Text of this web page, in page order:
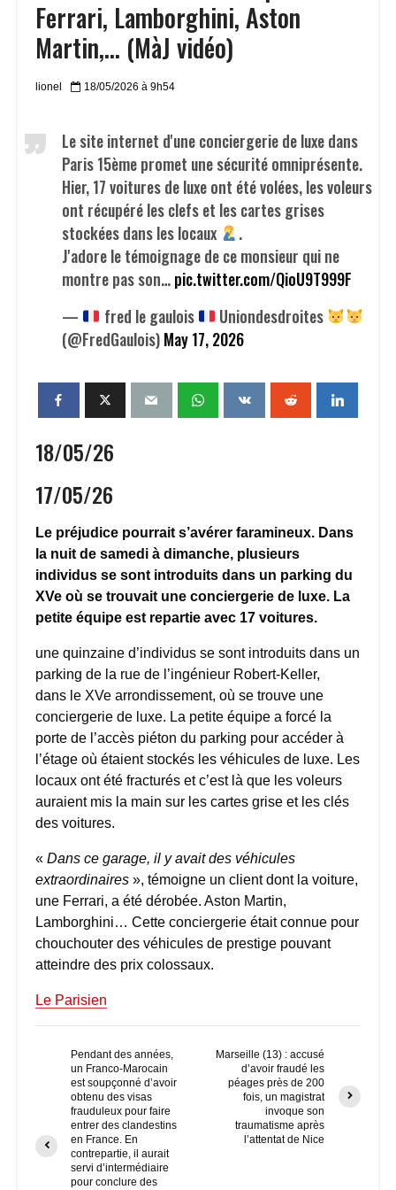
Ferrari, Lamborghini, Aston
Martin,… (MàJ vidéo)
lionel 18/05/2026 à 9h54
Le site internet d'une conciergerie de luxe dans
Paris 15ème promet une sécurité omniprésente.
Hier, 17 voitures de luxe ont été volées, les voleurs
ont récupéré les clefs et les cartes grises
stockées dans les locaux
.
J'adore le témoignage de ce monsieur qui ne
montre pas son…pic.twitter.com/QioU9T999F
—
fred le gaulois
Uniondesdroites
(@FredGaulois)May 17, 2026
18/05/26
17/05/26
Le préjudice pourrait s’avérer faramineux. Dans
la nuit de samedi à dimanche, plusieurs
individus se sont introduits dans un parking du
XVe où se trouvait une conciergerie de luxe. La
petite équipe est repartie avec 17 voitures.
une quinzaine d’individus se sont introduits dans un
parking de la rue de l’ingénieur Robert-Keller,
dans le XVe arrondissement, où se trouve une
conciergerie de luxe. La petite équipe a forcé la
porte de l’accès piéton du parking pour accéder à
l’étage où étaient stockés les véhicules de luxe. Les
locaux ont été fracturés et c’est là que les voleurs
auraient mis la main sur les cartes grise et les clés
des voitures.
« Dans ce garage, il y avait des véhicules
extraordinaires », témoigne un client dont la voiture,
une Ferrari, a été dérobée. Aston Martin,
Lamborghini… Cette conciergerie était connue pour
chouchouter des véhicules de prestige pouvant
atteindre des prix colossaux.
Le Parisien
Pendant des années,
un Franco-Marocain
est soupçonné d’avoir
obtenu des visas
frauduleux pour faire
entrer des clandestins
en France. En
contrepartie, il aurait
servi d’intermédiaire
pour conclure des
Marseille (13) : accusé
d’avoir fraudé les
péages près de 200
fois, un magistrat
invoque son
traumatisme après
l’attentat de Nice